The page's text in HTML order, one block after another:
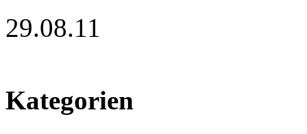
29.08.11
Kategorien